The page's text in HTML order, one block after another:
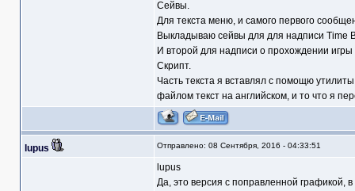
Сейвы.
Для текста меню, и самого первого
Выкладываю сейвы для для надписи Time
И второй для надписи о прохождении игры
Скрипт.
Часть текста я вставлял с помощю
файлом текст на английском, и то что я
lupus Отправлено: 08 Сентября, 2016 - 04:33:51
lupus
Да, это версия с поправленной графикой,